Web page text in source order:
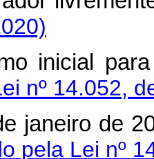
inicial
nº 14.052,
janeiro de
pela Lei nº